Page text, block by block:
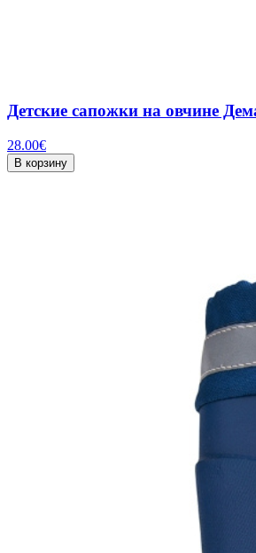
Детские сапожки на овчине
28.00€
В корзину